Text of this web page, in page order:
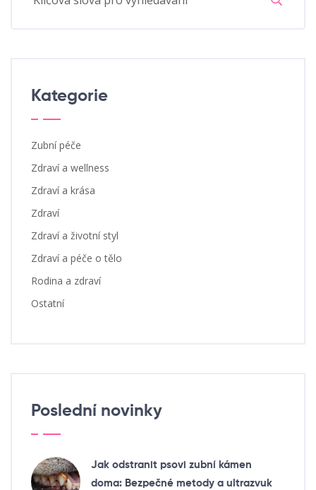
Kategorie
Zubní péče
Zdraví a wellness
Zdraví a krása
Zdraví
Zdraví a životní styl
Zdraví a péče o tělo
Rodina a zdraví
Ostatní
Poslední novinky
Jak odstranit psovi zubní kámen
doma: Bezpečné metody a ultrazvuk